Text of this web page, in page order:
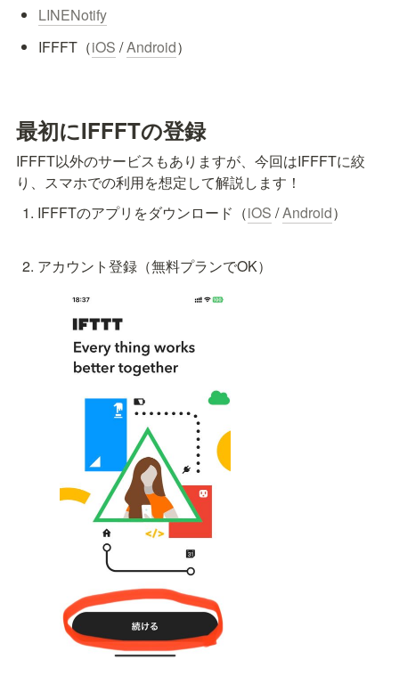
LINENotify
IFFFT（iOS / Android）
最初にIFFFTの登録
IFFFT以外のサービスもありますが、今回はIFFFTに絞
り、スマホでの利用を想定して解説します！
IFFFTのアプリをダウンロード（iOS / Android）
アカウント登録（無料プランでOK）